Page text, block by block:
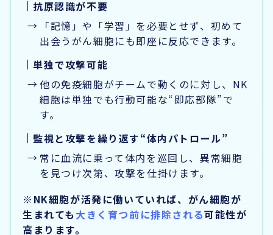
抗原認識が不要
「記憶」や「学習」を必要とせず、 初めて
出会うがん細胞にも即座に反応できます。
単独で攻撃可能
他の免疫細胞がチームで動くのに対し、NK
細胞は単独でも行動可能な“即応部隊”で
す。
監視と攻撃を繰り返す“体内パトロール”
常に血流に乗って体内を巡回し、異常細胞
を見つけ次第、攻撃を仕掛けます。
※NK細胞が活発に働いていれば、がん細胞が
生まれても大きく育つ前に排除される可能性が
高まります。